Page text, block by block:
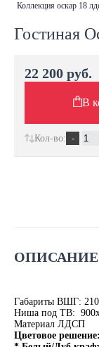
коллекция оскар 18
Гостиная
ОПИСАНИЕ
Габариты ВШГ:
Ниша под ТВ:
Материал ЛДСП
Цветовое решение:
22 200 руб.
В
Кол-во: